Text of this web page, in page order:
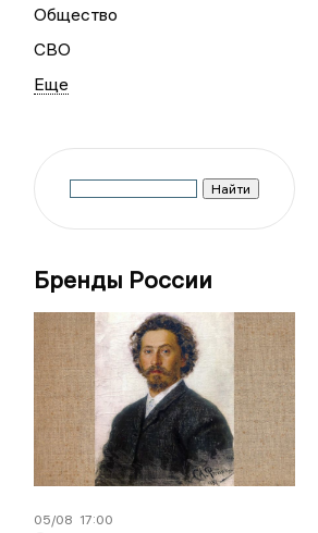
Общество
СВО
Бренды России
05/08 17:00